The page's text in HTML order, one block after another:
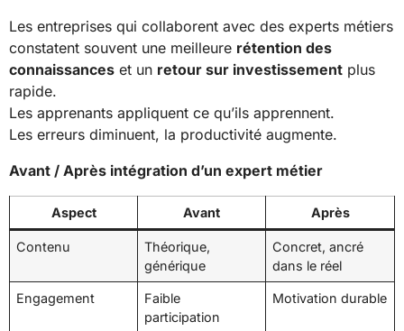
Les entreprises qui collaborent avec des experts métiers
constatent souvent une meilleure rétention des
connaissances et un retour sur investissement plus
rapide.
Les apprenants appliquent ce qu’ils apprennent.
Les erreurs diminuent, la productivité augmente.
Avant / Après intégration d’un expert métier
Aspect Avant Après
Contenu
Théorique,
générique
Concret, ancré
dans le réel
Engagement
Faible
participation
Motivation durable